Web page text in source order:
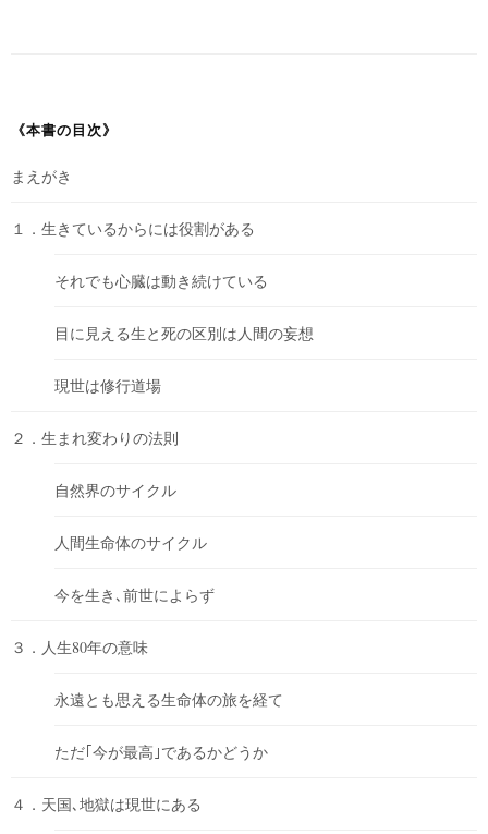
ョ
《本書の目次》
まえがき
１．生きているからには役割がある
それでも心臓は動き続けている
目に見える生と死の区別は人間の妄想
現世は修行道場
２．生まれ変わりの法則
自然界のサイクル
人間生命体のサイクル
今を生き､前世によらず
３．人生80年の意味
永遠とも思える生命体の旅を経て
ただ｢今が最高｣であるかどうか
４．天国､地獄は現世にある